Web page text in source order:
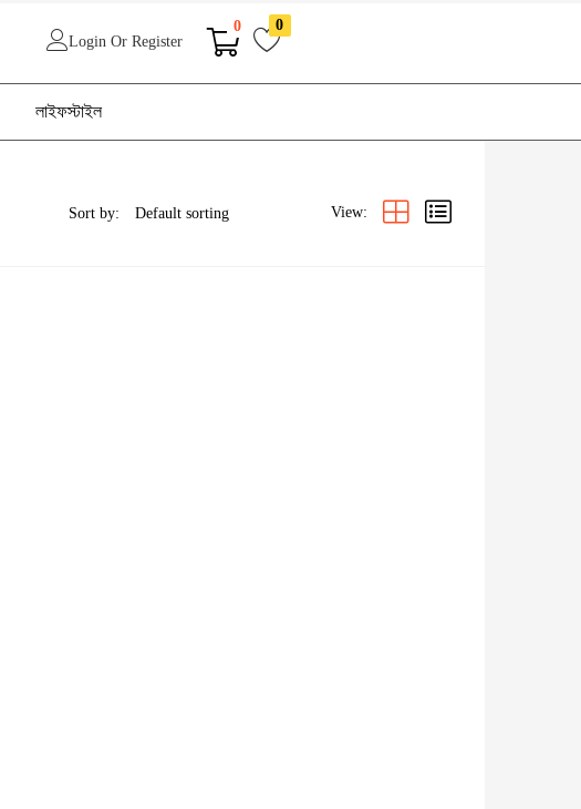
Login Or Register
0 0
লাইফস্টাইল
Sort by: View: